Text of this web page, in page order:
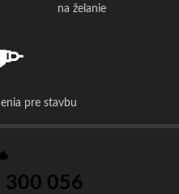
na želanie
pre stavbu
300 056